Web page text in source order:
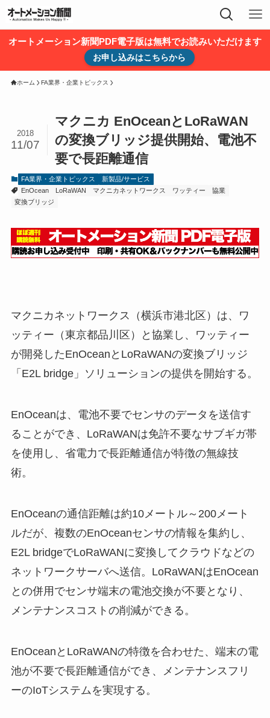
オートメーション新聞PDF電子版は無料でお読みいただけます
お申し込みはこちらから
ホーム FA業界・企業トピックス
マクニカ EnOceanとLoRaWAN
の変換ブリッジ提供開始、電池不
要で長距離通信
2018
11/07
FA業界・企業トピックス
新製品/サービス
EnOcean
LoRaWAN マクニカネットワークス ワッティー
協業
変換ブリッジ
マクニカネットワークス（横浜市港北区）は、ワ
ッティー（東京都品川区）と協業し、ワッティー
が開発したEnOceanとLoRaWANの変換ブリッジ
「E2L bridge」ソリューションの提供を開始する。
EnOceanは、電池不要でセンサのデータを送信す
ることができ、LoRaWANは免許不要なサブギガ帯
を使用し、省電力で長距離通信が特徴の無線技
術。
EnOceanの通信距離は約10メートル～200メート
ルだが、複数のEnOceanセンサの情報を集約し、
E2L bridgeでLoRaWANに変換してクラウドなどの
ネットワークサーバへ送信。LoRaWANはEnOcean
との併用でセンサ端末の電池交換が不要となり、
メンテナンスコストの削減ができる。
EnOceanとLoRaWANの特徴を合わせた、端末の電
池が不要で長距離通信ができ、メンテナンスフリ
ーのIoTシステムを実現する。